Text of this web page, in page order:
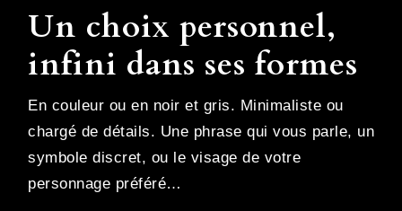
Un choix personnel,
infini dans ses formes
En couleur ou en noir et gris. Minimaliste ou
chargé de détails. Une phrase qui vous parle, un
symbole discret, ou le visage de votre
personnage préféré…